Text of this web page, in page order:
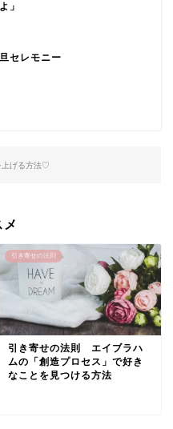
」
セレモニー
上げる方法♡
引き寄せの法則
引き寄せの法則 エイブラハ
ムの「創造プロセス」で好き
なことを見つける方法